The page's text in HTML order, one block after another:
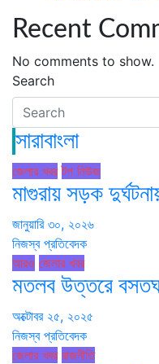
Recent
No comments to show.
Search
সারাবাংলা
জেলার খবর টপ নিউজ
মাগুরায় সড়ক
জানুয়ারি ৩০, ২০২৬
নিজস্ব প্রতিবেদক
আরও জেলার খবর
মতলব উত্তরে
অক্টোবর ২৫, ২০২৫
নিজস্ব প্রতিবেদক
জেলার খবর রাজনীতি